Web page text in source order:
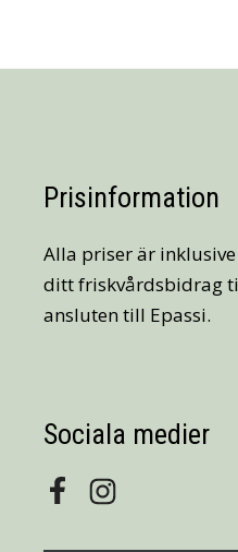
Prisinformation
Alla priser är
ditt friskvårdsbidrag
ansluten till Epassi.
Sociala medier